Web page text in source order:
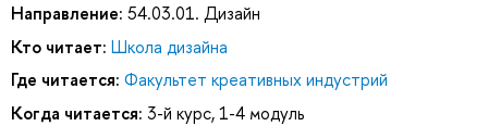
Направление: 54.03.01. Дизайн
Кто читает: Школа дизайна
Где читается: Факультет креативных индустрий
Когда читается: 3-й курс, 1-4 модуль